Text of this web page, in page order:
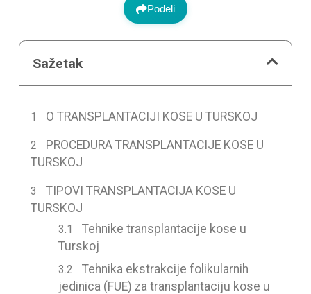
Podeli
Sažetak
O TRANSPLANTACIJI KOSE U TURSKOJ
PROCEDURA TRANSPLANTACIJE KOSE U
TURSKOJ
TIPOVI TRANSPLANTACIJA KOSE U
TURSKOJ
Tehnike transplantacije kose u
Turskoj
Tehnika ekstrakcije folikularnih
jedinica (FUE) za transplantaciju kose u